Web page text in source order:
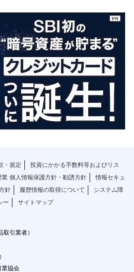
・規定
投資にかかる手数料等およびリス
業 個人情報保護方針・勧誘方針
情報セキュ
針 履歴情報の取得について
システム障
ー サイトマップ
引業者）
協会